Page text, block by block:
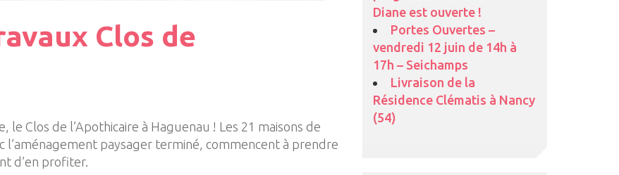
Clos de
Clos de l’Apothicaire à Haguenau ! Les 21 maisons de
paysager terminé, commencent à prendre
d’en profiter.
Diane est ouverte !
Portes Ouvertes –
vendredi 12 juin de 14h à
17h – Seichamps
Livraison de la
Résidence Clématis à Nancy
(54)